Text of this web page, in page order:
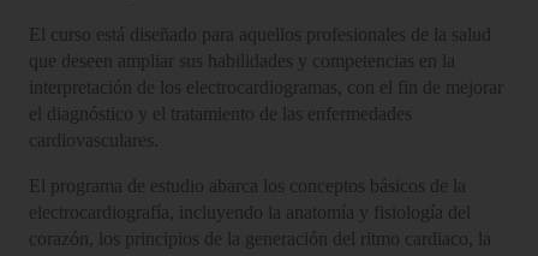
El curso está diseñado para aquellos profesionales de la salud
que deseen ampliar sus habilidades y competencias en la
interpretación de los electrocardiogramas, con el fin de mejorar
el diagnóstico y el tratamiento de las enfermedades
cardiovasculares.
El programa de estudio abarca los conceptos básicos de la
electrocardiografía, incluyendo la anatomía y fisiología del
corazón, los principios de la generación del ritmo cardiaco, la